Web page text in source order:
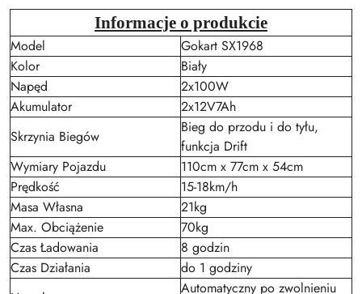
Informacje o produkcie
Model
Gokart SX1968
Kolor
Biały
Napęd
2x100W
Akumulator
2x12V7Ah
Skrzynia Biegów
Bieg do przodu i do tyłu,
funkcja Drift
Wymiary Pojazdu
110cm x 77cm x 54cm
Prędkość
15-18km/h
Masa Własna
21kg
Max. Obciążenie
70kg
Czas Ładowania
8 godzin
Czas Działania
do 1 godziny
Automatyczny po zwolnieniu